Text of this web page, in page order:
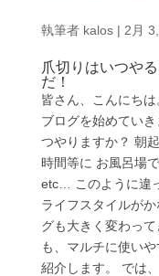
執筆者 kalos| 2月
爪切りはいつや
だ！
皆さん、こんにち
ブログを始めてい
つやりますか？ 朝
時間等に お風呂場
etc… このように違
ライフスタイルが
グも大きく変わっ
も、マルチに使い
紹介します。 では